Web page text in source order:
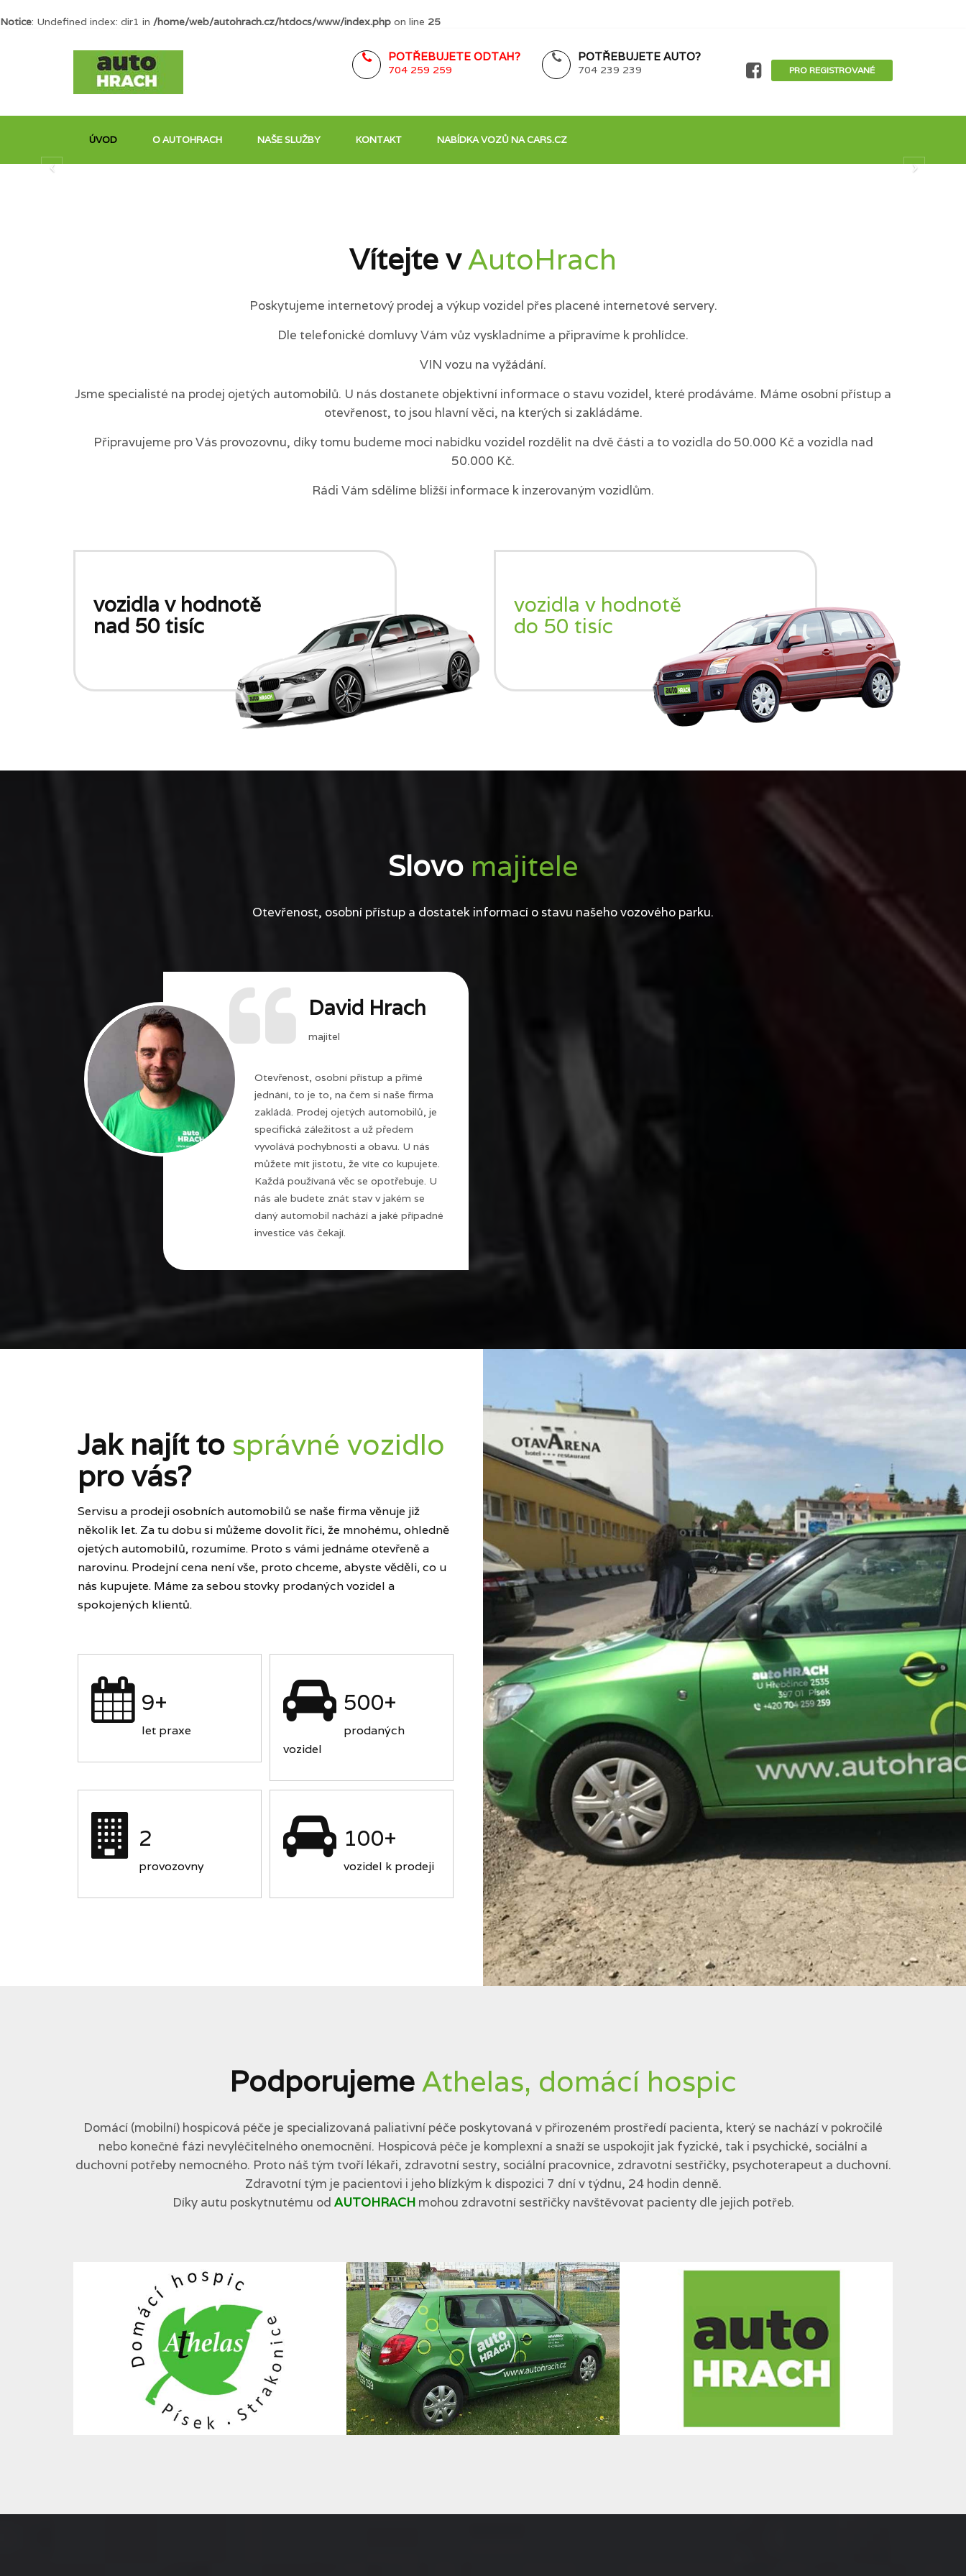
Notice: Undefined index: dir1 in /home/web/autohrach.cz/htdocs/www/index.php on line 25
POTŘEBUJETE ODTAH?
704 259 259
POTŘEBUJETE AUTO?
704 239 239 PRO REGISTROVANÉ
ÚVOD O AUTOHRACH NAŠE SLUŽBY KONTAKT NABÍDKA VOZŮ NA CARS.CZ
Vítejte vAutoHrach
Poskytujeme internetový prodej a výkup vozidel přes placené internetové servery.
Dle telefonické domluvy Vám vůz vyskladníme a připravíme k prohlídce.
VIN vozu na vyžádání.
Jsme specialisté na prodej ojetých automobilů. U nás dostanete objektivní informace o stavu vozidel, které prodáváme. Máme osobní přístup a
otevřenost, to jsou hlavní věci, na kterých si zakládáme.
Připravujeme pro Vás provozovnu, díky tomu budeme moci nabídku vozidel rozdělit na dvě části a to vozidla do 50.000 Kč a vozidla nad
50.000 Kč.
Rádi Vám sdělíme bližší informace k inzerovaným vozidlům.
vozidla v hodnotě
nad 50 tisíc
vozidla v hodnotě
do 50 tisíc
Slovo majitele
Otevřenost, osobní přístup a dostatek informací o stavu našeho vozového parku.
David Hrach
majitel
Otevřenost, osobní přístup a přímé
jednání, to je to, na čem si naše firma
zakládá. Prodej ojetých automobilů, je
specifická záležitost a už předem
vyvolává pochybnosti a obavu. U nás
můžete mít jistotu, že víte co kupujete.
Každá používaná věc se opotřebuje. U
nás ale budete znát stav v jakém se
daný automobil nachází a jaké případné
investice vás čekají.
Jak najít to správné vozidlo
pro vás?
Servisu a prodeji osobních automobilů se naše firma věnuje již
několik let. Za tu dobu si můžeme dovolit říci, že mnohému, ohledně
ojetých automobilů, rozumíme. Proto s vámi jednáme otevřeně a
narovinu. Prodejní cena není vše, proto chceme, abyste věděli, co u
nás kupujete. Máme za sebou stovky prodaných vozidel a
spokojených klientů.
9+
let praxe
500+
prodaných
vozidel
2
provozovny
100+
vozidel k prodeji
PodporujemeAthelas, domácí hospic
Domácí (mobilní) hospicová péče je specializovaná paliativní péče poskytovaná v přirozeném prostředí pacienta, který se nachází v pokročilé
nebo konečné fázi nevyléčitelného onemocnění. Hospicová péče je komplexní a snaží se uspokojit jak fyzické, tak i psychické, sociální a
duchovní potřeby nemocného. Proto náš tým tvoří lékaři, zdravotní sestry, sociální pracovnice, zdravotní sestřičky, psychoterapeut a duchovní.
Zdravotní tým je pacientovi i jeho blízkým k dispozici 7 dní v týdnu, 24 hodin denně.
Díky autu poskytnutému od AUTOHRACHmohou zdravotní sestřičky navštěvovat pacienty dle jejich potřeb.